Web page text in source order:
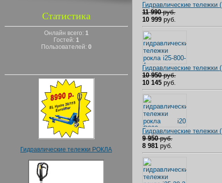
Статистика
Онлайн всего: 1
Гостей: 1
Пользователей: 0
Гидравлические тележки РОКЛА
Гидравлические
11 990руб.
10 999 руб.
Гидравлические
10 950руб.
10 145 руб.
Гидравлические
9 950руб.
8 981 руб.